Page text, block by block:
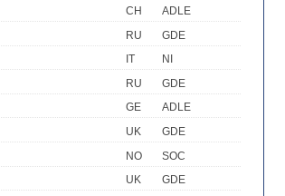
CH
ADLE
RU
GDE
IT
NI
RU
GDE
GE
ADLE
UK
GDE
NO
SOC
UK
GDE